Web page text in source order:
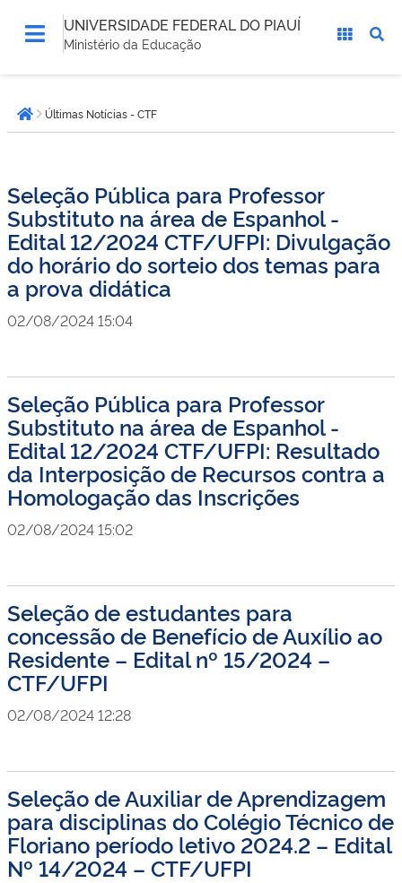
UNIVERSIDADE FEDERAL DO PIAUÍ
Ministério da Educação
está
aqui:Página inicial
Últimas Notícias - CTF
Seleção Pública para Professor
Substituto na área de Espanhol -
Edital 12/2024 CTF/UFPI: Divulgação
do horário do sorteio dos temas para
a prova didática
02/08/2024 15:04
Seleção Pública para Professor
Substituto na área de Espanhol -
Edital 12/2024 CTF/UFPI: Resultado
da Interposição de Recursos contra a
Homologação das Inscrições
02/08/2024 15:02
Seleção de estudantes para
concessão de Benefício de Auxílio ao
Residente – Edital nº 15/2024 –
CTF/UFPI
02/08/2024 12:28
Seleção de Auxiliar de Aprendizagem
para disciplinas do Colégio Técnico de
Floriano período letivo 2024.2 – Edital
Nº 14/2024 – CTF/UFPI